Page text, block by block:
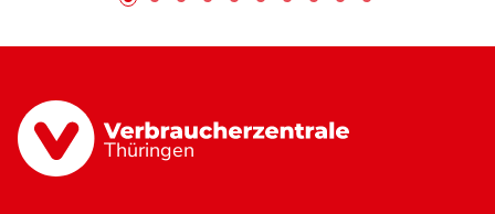
Thüringen